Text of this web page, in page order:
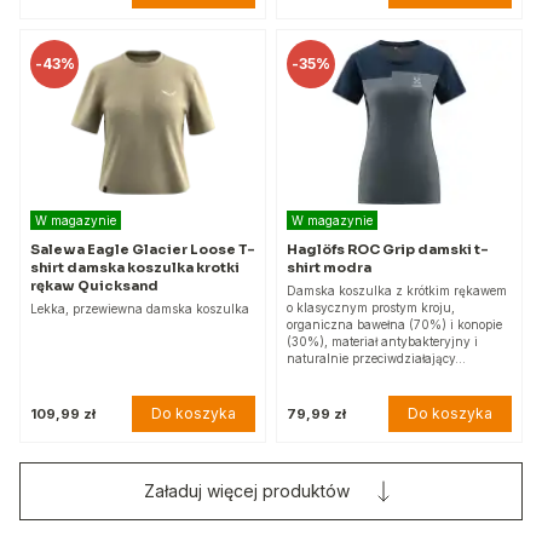
-43%
W magazynie
Salewa Eagle Glacier Loose T-
shirt damska koszulka krotki
rękaw Quicksand
Lekka, przewiewna damska koszulka
109,99 zł Do koszyka
-35%
W magazynie
Haglöfs ROC Grip damski t-
shirt modra
Damska koszulka z krótkim rękawem
o klasycznym prostym kroju,
organiczna bawełna (70%) i konopie
(30%), materiał antybakteryjny i
naturalnie przeciwdziałający…
79,99 zł Do koszyka
Załaduj więcej produktów